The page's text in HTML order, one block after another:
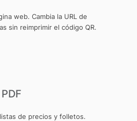
web. Cambia la URL de
sin reimprimir el código QR.
de precios y folletos.